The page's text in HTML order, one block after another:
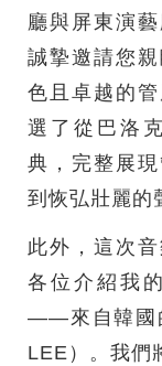
廳與屏東演
誠摯邀請您
色且卓越的
選了從巴洛
典，完整展
到恢弘壯麗的
此外，這次
各位介紹我
——來自韓國
LEE）。我們